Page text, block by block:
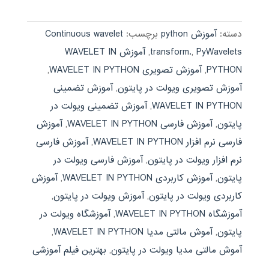
دسته:آموزش python برچسب: Continuous wavelet
transform.,PyWavelets
,
آموزش WAVELET IN
PYTHON
,آموزش تصویری WAVELET IN PYTHON
,
آموزش تصویری ویولت در پایتون,آموزش تضمینی
WAVELET IN PYTHON
,آموزش تضمینی ویولت در
پایتون,آموزش فارسی WAVELET IN PYTHON ,آموزش
فارسی نرم افزار WAVELET IN PYTHON
,آموزش فارسی
نرم افزار ویولت در پایتون,آموزش فارسی ویولت در
پایتون,آموزش کاربردی WAVELET IN PYTHON ,آموزش
کاربردی ویولت در پایتون,آموزش ویولت در پایتون,
آموزشگاه WAVELET IN PYTHON
,آموزشگاه ویولت در
پایتون,آموش مالتی مدیا WAVELET IN PYTHON
,
آموش مالتی مدیا ویولت در پایتون, بهترین فیلم آموزشی